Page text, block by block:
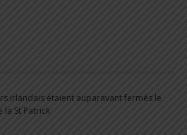
irlandais étaient auparavant fermés le
la St Patrick